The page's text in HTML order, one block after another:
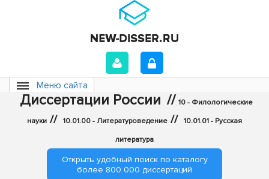
Меню сайта
Диссертации России // 10 - Филологические
науки // 10.01.00 - Литературоведение // 10.01.01 - Русская
литература
Открыть удобный поиск по каталогу
более 800 000 диссертаций